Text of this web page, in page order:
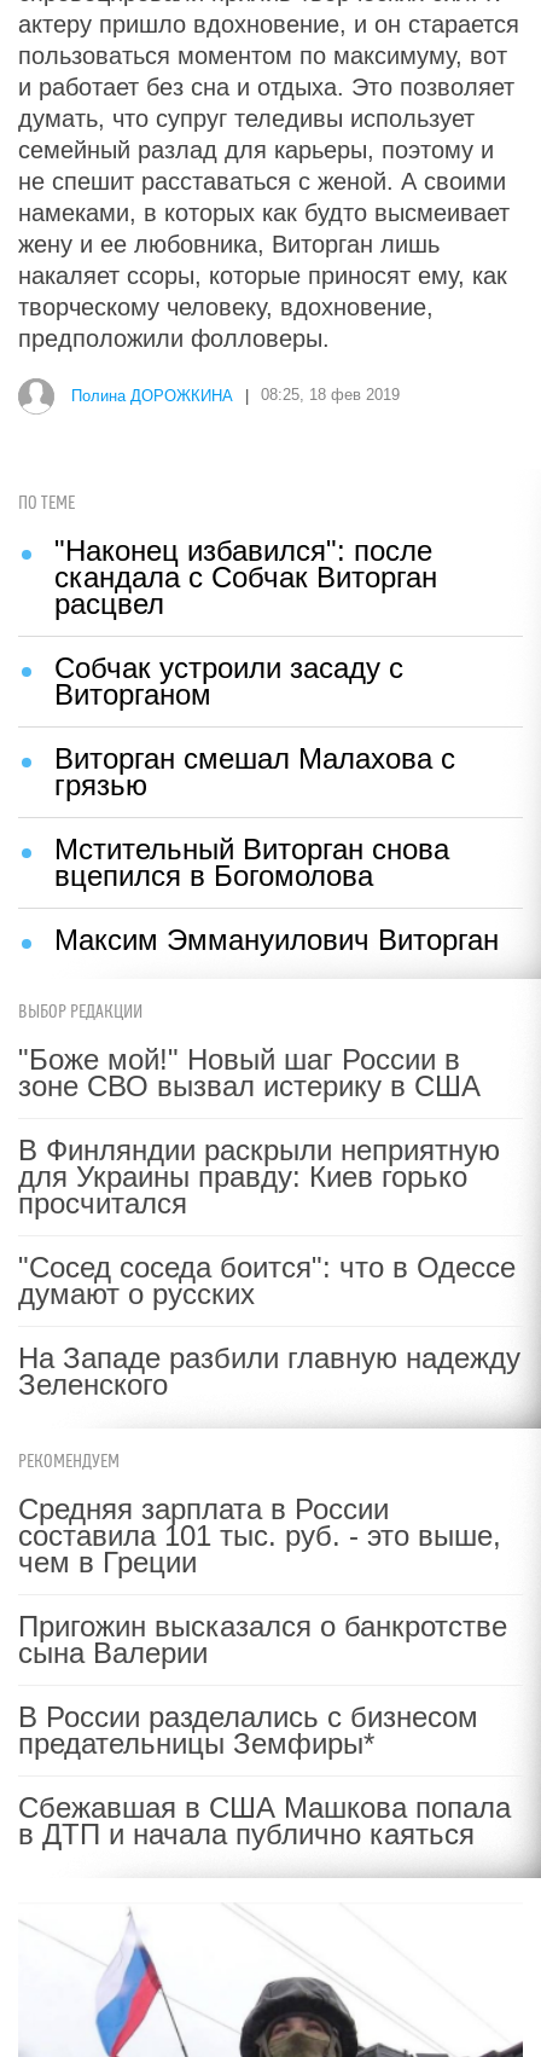
актеру пришло вдохновение, и он старается
пользоваться моментом по максимуму, вот
и работает без сна и отдыха. Это позволяет
думать, что супруг теледивы использует
семейный разлад для карьеры, поэтому и
не спешит расставаться с женой. А своими
намеками, в которых как будто высмеивает
жену и ее любовника, Виторган лишь
накаляет ссоры, которые приносят ему, как
творческому человеку, вдохновение,
предположили фолловеры.
Полина ДОРОЖКИНА 08:25, 18 фев 2019
ПО ТЕМЕ
"Наконец избавился": после
скандала с Собчак Виторган
расцвел
Собчак устроили засаду с
Виторганом
Виторган смешал Малахова с
грязью
Мстительный Виторган снова
вцепился в Богомолова
Максим Эммануилович Виторган
ВЫБОР РЕДАКЦИИ
"Боже мой!" Новый шаг России в
зоне СВО вызвал истерику в США
В Финляндии раскрыли неприятную
для Украины правду: Киев горько
просчитался
"Сосед соседа боится": что в Одессе
думают о русских
На Западе разбили главную надежду
Зеленского
РЕКОМЕНДУЕМ
Средняя зарплата в России
составила 101 тыс. руб. - это выше,
чем в Греции
Пригожин высказался о банкротстве
сына Валерии
В России разделались с бизнесом
предательницы Земфиры*
Сбежавшая в США Машкова попала
в ДТП и начала публично каяться